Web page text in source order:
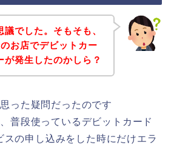
でした。そもそも、
お店でデビットカー
が発生したのかしら？
った疑問だったのです
普段使っているデビットカード
の申し込みをした時にだけエラ